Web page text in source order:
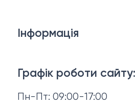
Графік роботи сайту:
Пн-Пт: 09:00-17:00
Макіяж
Волосся
Інформація